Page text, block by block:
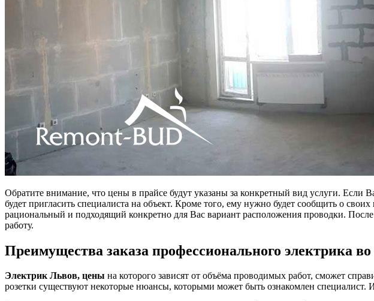
Обратите внимание, что цены в прайсе будут указаны за конкретный вид услуги. Если
будет пригласить специалиста на объект. Кроме того, ему нужно будет сообщить о
рациональный и подходящий конкретно для Вас вариант расположения проводки.
работу.
Преимущества заказа профессионального электрика
Электрик Львов, цены на которого зависят от объёма проводимых работ, сможет
розетки существуют некоторые нюансы, которыми может быть ознакомлен специалист.